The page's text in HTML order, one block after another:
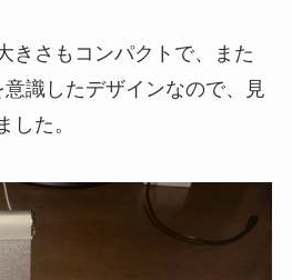
きさもコンパクトで、また
識したデザインなので、見
した。